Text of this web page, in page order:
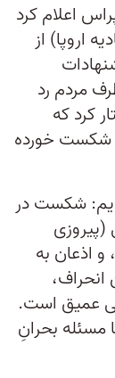
اعلام کرد
اروپا) از
مردم رد
کرد که
شکست خورده
شکست در
(پیروزی
و اذعان به
انحراف،
عمیق است.
مسئله بحرانِ